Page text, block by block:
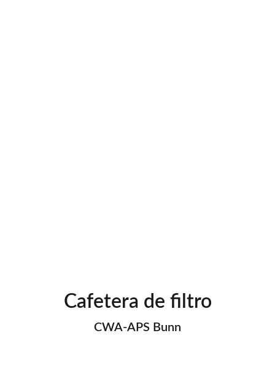
Cafetera de filtro
CWA-APS Bunn